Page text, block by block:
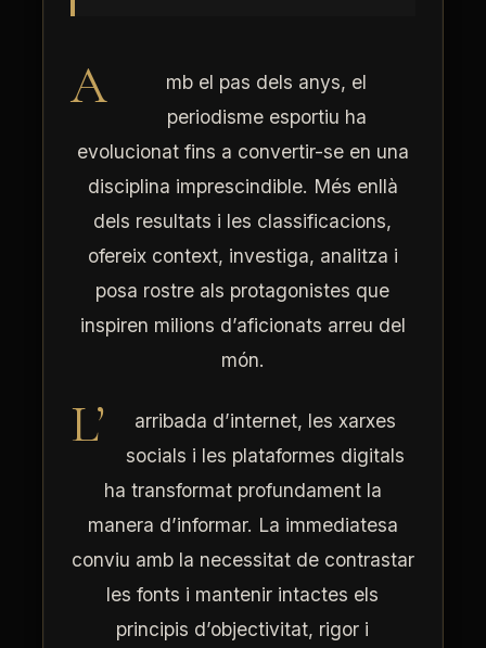
A
mb el pas dels anys, el
periodisme esportiu ha
evolucionat fins a convertir-se en una
disciplina imprescindible. Més enllà
dels resultats i les classificacions,
ofereix context, investiga, analitza i
posa rostre als protagonistes que
inspiren milions d’aficionats arreu del
món.
L’
arribada d’internet, les xarxes
socials i les plataformes digitals
ha transformat profundament la
manera d’informar. La immediatesa
conviu amb la necessitat de contrastar
les fonts i mantenir intactes els
principis d’objectivitat, rigor i